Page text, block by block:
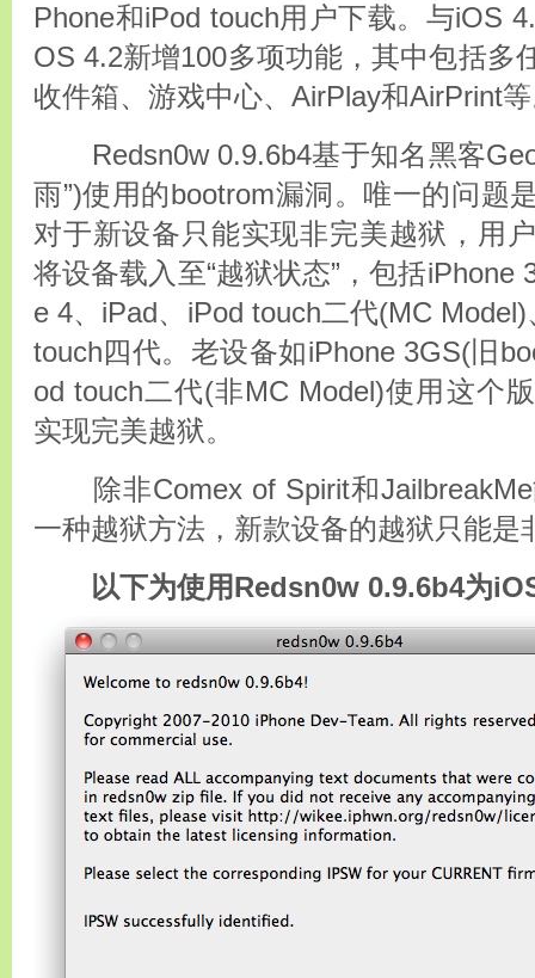
Phone和iPod touch用户下载。与iOS
OS 4.2新增100多项功能，其中包括多
收件箱、游戏中心、AirPlay和AirPrint
Redsn0w 0.9.6b4基于知名黑客
雨”)使用的bootrom漏洞。唯一的问题
对于新设备只能实现非完美越狱，用
将设备载入至“越狱状态”，包括iPhone
e 4、iPad、iPod touch二代(MC
touch四代。老设备如iPhone 3GS(旧
od touch二代(非MC Model)使用这个
实现完美越狱。
除非Comex of Spirit和JailbreakMe
一种越狱方法，新款设备的越狱只能是
以下为使用Redsn0w 0.9.6b4为